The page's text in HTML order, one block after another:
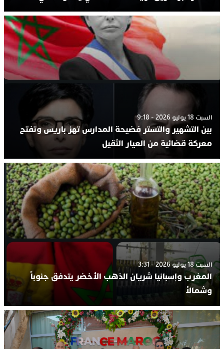
السبت 18 يوليو 2026 - 9:18
بين التشهير والتستر فضيحة المدارس تهز باريس وتفتح
معركة قضائية من العيار الثقيل
السبت 18 يوليو 2026 - 3:31
المغرب وإسبانيا شريان الذهب الأخضر يتدفق جنوباً
وشمالاً